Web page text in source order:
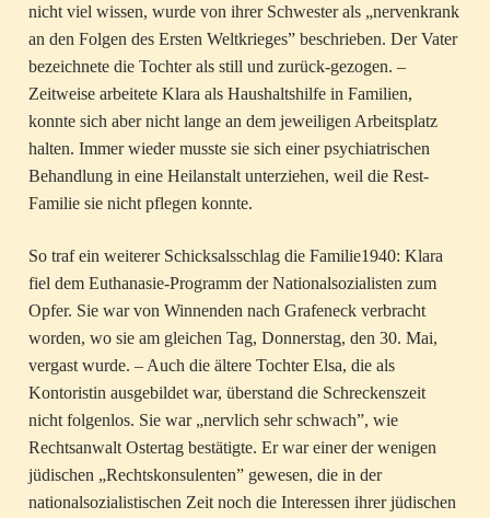
nicht viel wissen, wurde von ihrer Schwester als „nervenkrank
an den Folgen des Ersten Weltkrieges” beschrieben. Der Vater
bezeichnete die Tochter als still und zurück-gezogen. –
Zeitweise arbeitete Klara als Haushaltshilfe in Familien,
konnte sich aber nicht lange an dem jeweiligen Arbeitsplatz
halten. Immer wieder musste sie sich einer psychiatrischen
Behandlung in eine Heilanstalt unterziehen, weil die Rest-
Familie sie nicht pflegen konnte.
So traf ein weiterer Schicksalsschlag die Familie1940: Klara
fiel dem Euthanasie-Programm der Nationalsozialisten zum
Opfer. Sie war von Winnenden nach Grafeneck verbracht
worden, wo sie am gleichen Tag, Donnerstag, den 30. Mai,
vergast wurde. – Auch die ältere Tochter Elsa, die als
Kontoristin ausgebildet war, überstand die Schreckenszeit
nicht folgenlos. Sie war „nervlich sehr schwach”, wie
Rechtsanwalt Ostertag bestätigte. Er war einer der wenigen
jüdischen „Rechtskonsulenten” gewesen, die in der
nationalsozialistischen Zeit noch die Interessen ihrer jüdischen